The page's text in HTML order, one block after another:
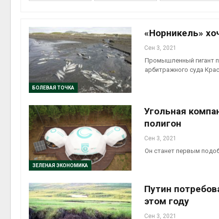
БОЛЕВАЯ ТОЧКА
«Норникель»
Сен 3, 2021
Промышленный гигант
арбитражного суда
ЗЕЛЕНАЯ ЭКОНОМИКА
Угольная
полигон
Сен 3, 2021
Он станет первым
Путин
этом году
Сен 3, 2021
леса